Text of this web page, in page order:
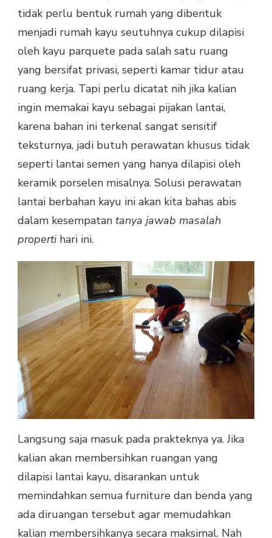
tidak perlu bentuk rumah yang dibentuk
menjadi rumah kayu seutuhnya cukup dilapisi
oleh kayu parquete pada salah satu ruang
yang bersifat privasi, seperti kamar tidur atau
ruang kerja. Tapi perlu dicatat nih jika kalian
ingin memakai kayu sebagai pijakan lantai,
karena bahan ini terkenal sangat sensitif
teksturnya, jadi butuh perawatan khusus tidak
seperti lantai semen yang hanya dilapisi oleh
keramik porselen misalnya. Solusi perawatan
lantai berbahan kayu ini akan kita bahas abis
dalam kesempatan tanya jawab masalah
propertihari ini.
Langsung saja masuk pada prakteknya ya. Jika
kalian akan membersihkan ruangan yang
dilapisi lantai kayu, disarankan untuk
memindahkan semua furniture dan benda yang
ada diruangan tersebut agar memudahkan
kalian membersihkanya secara maksimal. Nah